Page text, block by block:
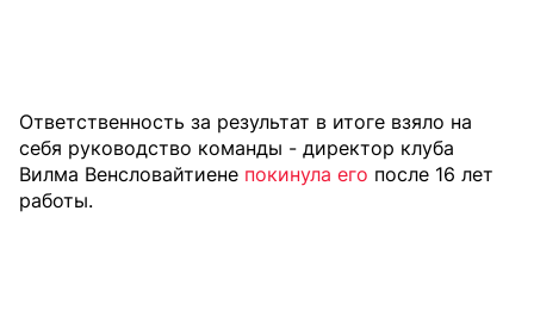
Ответственность за результат в итоге взяло на
себя руководство команды - директор клуба
Вилма Венсловайтиене покинула его после 16 лет
работы.